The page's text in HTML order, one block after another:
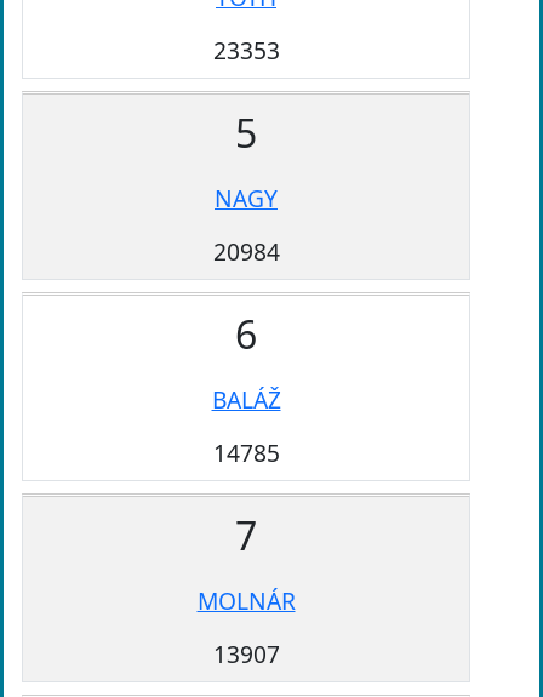
23353
5
NAGY
20984
6
BALÁŽ
14785
7
MOLNÁR
13907